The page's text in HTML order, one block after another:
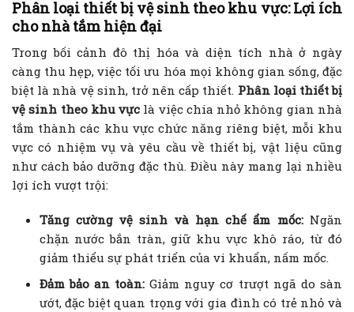
Phân loại thiết bị vệ sinh theo khu vực: Lợi ích
cho nhà tắm hiện đại
Trong bối cảnh đô thị hóa và diện tích nhà ở ngày
càng thu hẹp, việc tối ưu hóa mọi không gian sống, đặc
biệt là nhà vệ sinh, trở nên cấp thiết. Phân loại thiết bị
vệ sinh theo khu vực là việc chia nhỏ không gian nhà
tắm thành các khu vực chức năng riêng biệt, mỗi khu
vực có nhiệm vụ và yêu cầu về thiết bị, vật liệu cũng
như cách bảo dưỡng đặc thù. Điều này mang lại nhiều
lợi ích vượt trội:
Tăng cường vệ sinh và hạn chế ẩm mốc:Ngăn
chặn nước bắn tràn, giữ khu vực khô ráo, từ đó
giảm thiểu sự phát triển của vi khuẩn, nấm mốc.
Đảm bảo an toàn:Giảm nguy cơ trượt ngã do sàn
ướt, đặc biệt quan trọng với gia đình có trẻ nhỏ và